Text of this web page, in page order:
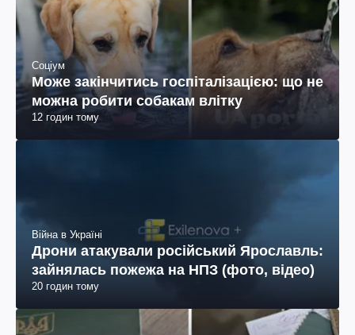
Соціум
Може закінчитись госпіталізацією: що не
можна робити собакам влітку
12 годин тому
Війна в Україні
Дрони атакували російський Ярославль:
зайнялась пожежа на НПЗ (фото, відео)
20 годин тому